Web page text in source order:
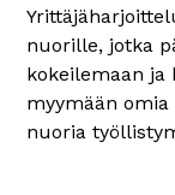
nuorille, jotka
kokeilemaan ja
myymään
nuoria